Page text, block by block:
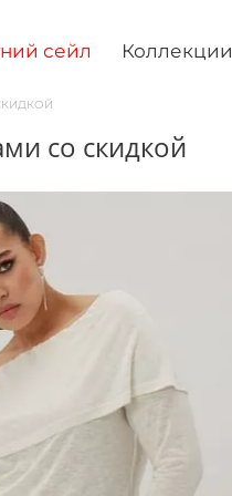
сейл Коллекции
со скидкой